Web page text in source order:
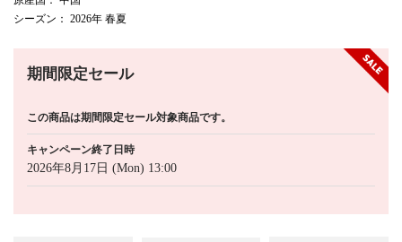
シーズン ： 2026年 春夏
期間限定セール
この商品は期間限定セール対象商品です。
キャンペーン終了日時
2026年8月17日 (Mon) 13:00